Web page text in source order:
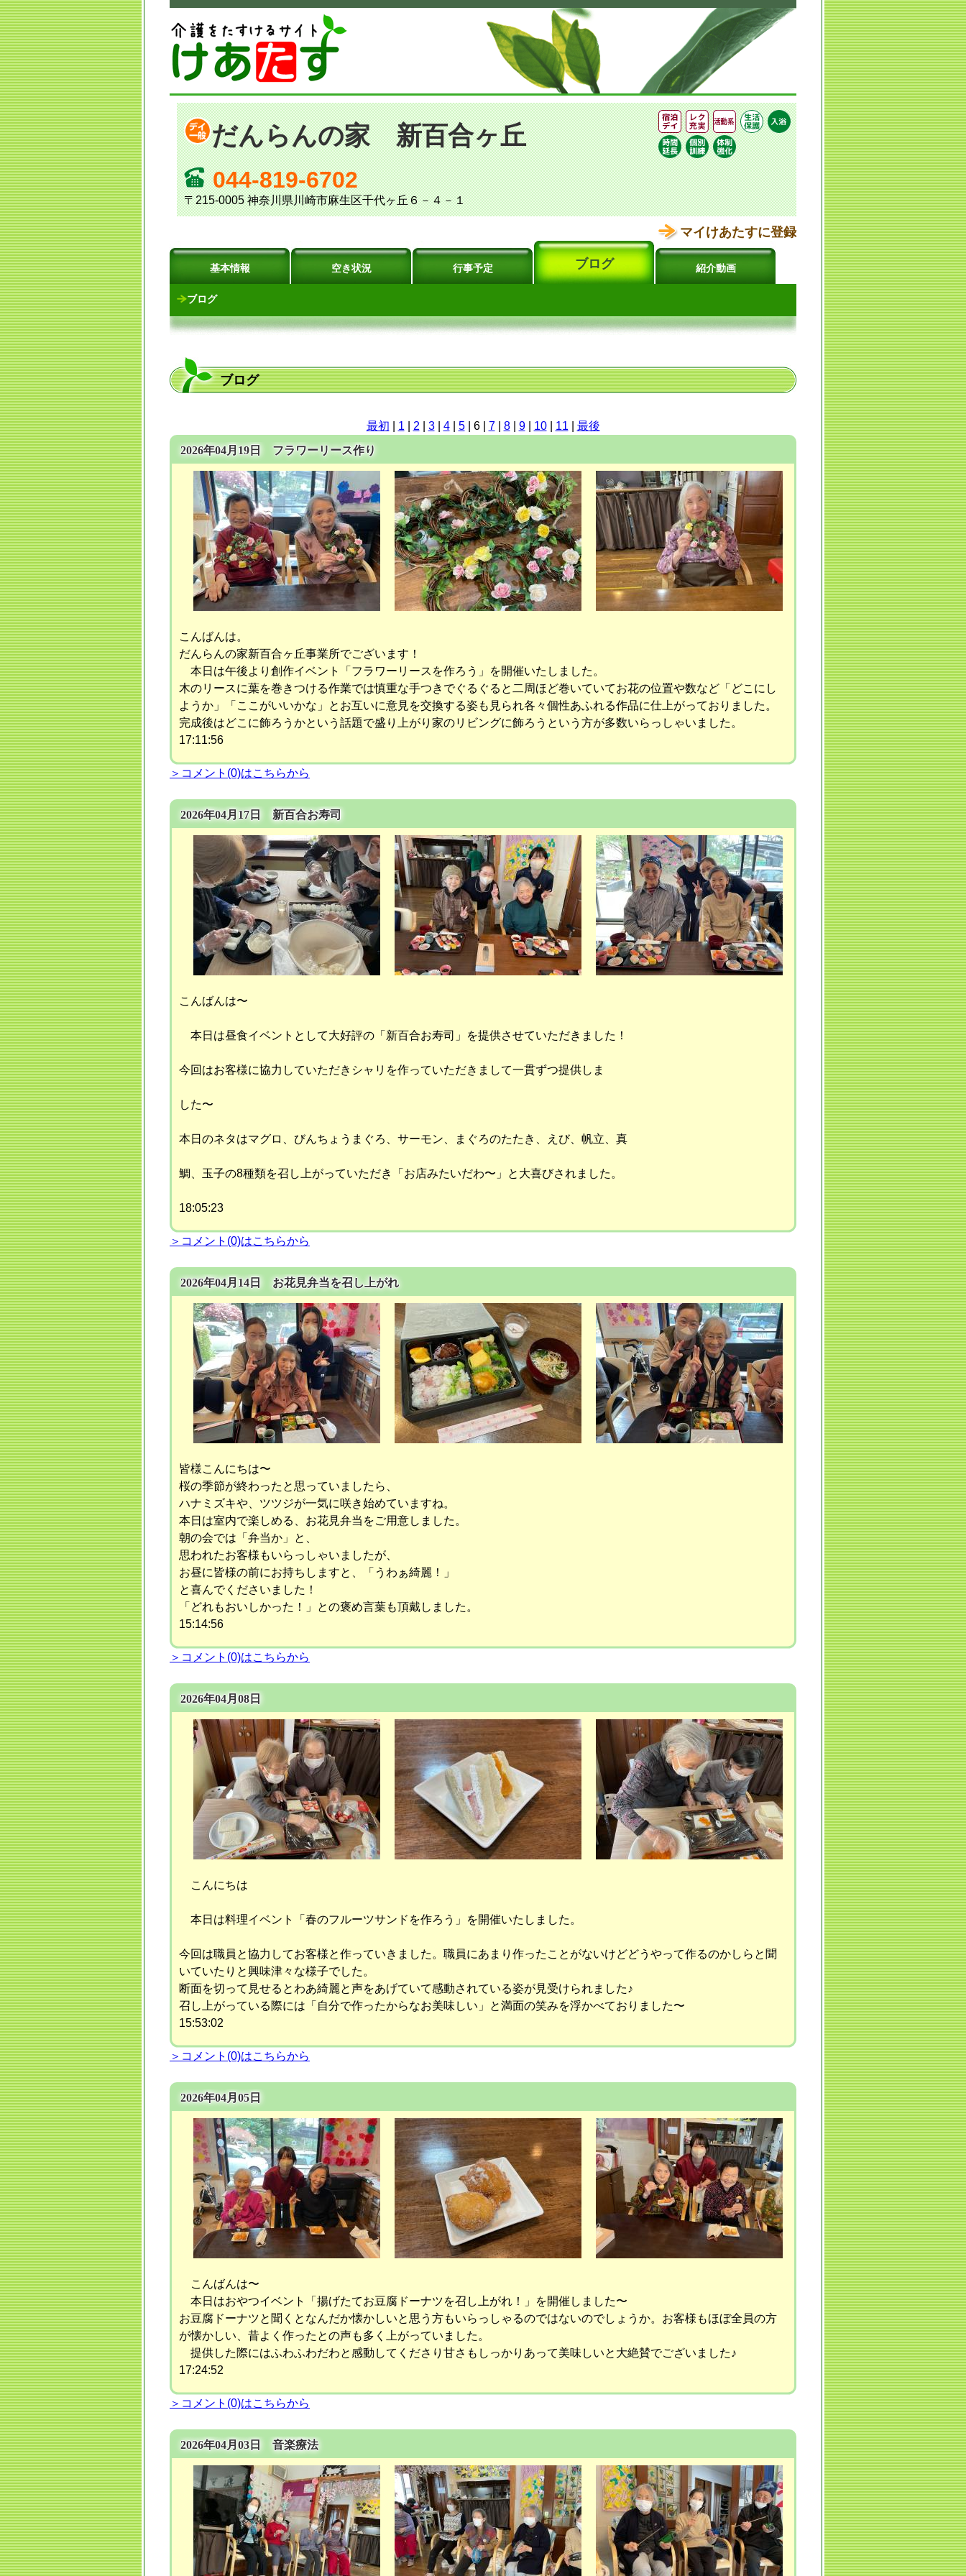
だんらんの家 新百合ヶ丘
044-819-6702
〒215-0005 神奈川県川崎市麻生区千代ヶ丘６－４－１
マイけあたすに登録
基本情報 空き状況 行事予定 ブログ 紹介動画
ブログ
ブログ
最初 1 2 3| 4| 5| 6 | 7| 8| 9| 10| 11
最後
2026年04月19日 フラワーリース作り
こんばんは。
だんらんの家新百合ヶ丘事業所でございます！
本日は午後より創作イベント「フラワーリースを作ろう」を開催いたしました。
木のリースに葉を巻きつける作業では慎重な手つきでぐるぐると二周ほど巻いていてお花の位置や数など「どこにし
ようか」「ここがいいかな」とお互いに意見を交換する姿も見られ各々個性あふれる作品に仕上がっておりました。
完成後はどこに飾ろうかという話題で盛り上がり家のリビングに飾ろうという方が多数いらっしゃいました。
17:11:56
＞コメント(0)はこちらから
2026年04月17日 新百合お寿司
こんばんは〜
本日は昼食イベントとして大好評の「新百合お寿司」を提供させていただきました！
今回はお客様に協力していただきシャリを作っていただきまして一貫ずつ提供しま
した〜
本日のネタはマグロ、びんちょうまぐろ、サーモン、まぐろのたたき、えび、帆立、真
鯛、玉子の8種類を召し上がっていただき「お店みたいだわ〜」と大喜びされました。
18:05:23
＞コメント(0)はこちらから
2026年04月14日 お花見弁当を召し上がれ
皆様こんにちは〜
桜の季節が終わったと思っていましたら、
ハナミズキや、ツツジが一気に咲き始めていますね。
本日は室内で楽しめる、お花見弁当をご用意しました。
朝の会では「弁当か」と、
思われたお客様もいらっしゃいましたが、
お昼に皆様の前にお持ちしますと、「うわぁ綺麗！」
と喜んでくださいました！
「どれもおいしかった！」との褒め言葉も頂戴しました。
15:14:56
＞コメント(0)はこちらから
2026年04月08日
こんにちは
本日は料理イベント「春のフルーツサンドを作ろう」を開催いたしました。
今回は職員と協力してお客様と作っていきました。職員にあまり作ったことがないけどどうやって作るのかしらと聞
いていたりと興味津々な様子でした。
断面を切って見せるとわあ綺麗と声をあげていて感動されている姿が見受けられました♪
召し上がっている際には「自分で作ったからなお美味しい」と満面の笑みを浮かべておりました〜
15:53:02
＞コメント(0)はこちらから
2026年04月05日
こんばんは〜
本日はおやつイベント「揚げたてお豆腐ドーナツを召し上がれ！」を開催しました〜
お豆腐ドーナツと聞くとなんだか懐かしいと思う方もいらっしゃるのではないのでしょうか。お客様もほぼ全員の方
が懐かしい、昔よく作ったとの声も多く上がっていました。
提供した際にはふわふわだわと感動してくださり甘さもしっかりあって美味しいと大絶賛でございました♪
17:24:52
＞コメント(0)はこちらから
2026年04月03日 音楽療法